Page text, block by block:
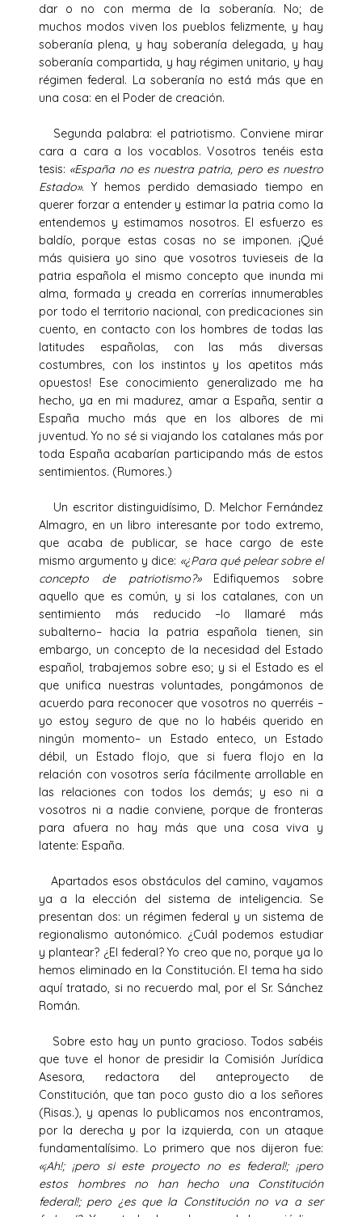
dar o no con merma de la soberanía. No; de
muchos modos viven los pueblos felizmente, y hay
soberanía plena, y hay soberanía delegada, y hay
soberanía compartida, y hay régimen unitario, y hay
régimen federal. La soberanía no está más que en
una cosa: en el Poder de creación.
Segunda palabra: el patriotismo. Conviene mirar
cara a cara a los vocablos. Vosotros tenéis esta
tesis: «España no es nuestra patria, pero es nuestro
Estado». Y hemos perdido demasiado tiempo en
querer forzar a entender y estimar la patria como la
entendemos y estimamos nosotros. El esfuerzo es
baldío, porque estas cosas no se imponen. ¡Qué
más quisiera yo sino que vosotros tuvieseis de la
patria española el mismo concepto que inunda mi
alma, formada y creada en correrías innumerables
por todo el territorio nacional, con predicaciones sin
cuento, en contacto con los hombres de todas las
latitudes españolas, con las más diversas
costumbres, con los instintos y los apetitos más
opuestos! Ese conocimiento generalizado me ha
hecho, ya en mi madurez, amar a España, sentir a
España mucho más que en los albores de mi
juventud. Yo no sé si viajando los catalanes más por
toda España acabarían participando más de estos
sentimientos. (Rumores.)
Un escritor distinguidísimo, D. Melchor Fernández
Almagro, en un libro interesante por todo extremo,
que acaba de publicar, se hace cargo de este
mismo argumento y dice: «¿Para qué pelear sobre el
concepto de patriotismo?»Edifiquemos sobre
aquello que es común, y si los catalanes, con un
sentimiento más reducido –lo llamaré más
subalterno– hacia la patria española tienen, sin
embargo, un concepto de la necesidad del Estado
español, trabajemos sobre eso; y si el Estado es el
que unifica nuestras voluntades, pongámonos de
acuerdo para reconocer que vosotros no querréis –
yo estoy seguro de que no lo habéis querido en
ningún momento– un Estado enteco, un Estado
débil, un Estado flojo, que si fuera flojo en la
relación con vosotros sería fácilmente arrollable en
las relaciones con todos los demás; y eso ni a
vosotros ni a nadie conviene, porque de fronteras
para afuera no hay más que una cosa viva y
latente: España.
Apartados esos obstáculos del camino, vayamos
ya a la elección del sistema de inteligencia. Se
presentan dos: un régimen federal y un sistema de
regionalismo autonómico. ¿Cuál podemos estudiar
y plantear? ¿El federal? Yo creo que no, porque ya lo
hemos eliminado en la Constitución. El tema ha sido
aquí tratado, si no recuerdo mal, por el Sr. Sánchez
Román.
Sobre esto hay un punto gracioso. Todos sabéis
que tuve el honor de presidir la Comisión Jurídica
Asesora, redactora del anteproyecto de
Constitución, que tan poco gusto dio a los señores
(Risas.), y apenas lo publicamos nos encontramos,
por la derecha y por la izquierda, con un ataque
fundamentalísimo. Lo primero que nos dijeron fue:
«¡Ah!; ¡pero si este proyecto no es federal!; ¡pero
estos hombres no han hecho una Constitución
federal!; pero ¿es que la Constitución no va a ser